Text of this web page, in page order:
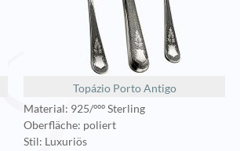
Topázio Porto Antigo
Material: 925/ººº Sterling
Oberfläche: poliert
Stil: Luxuriös